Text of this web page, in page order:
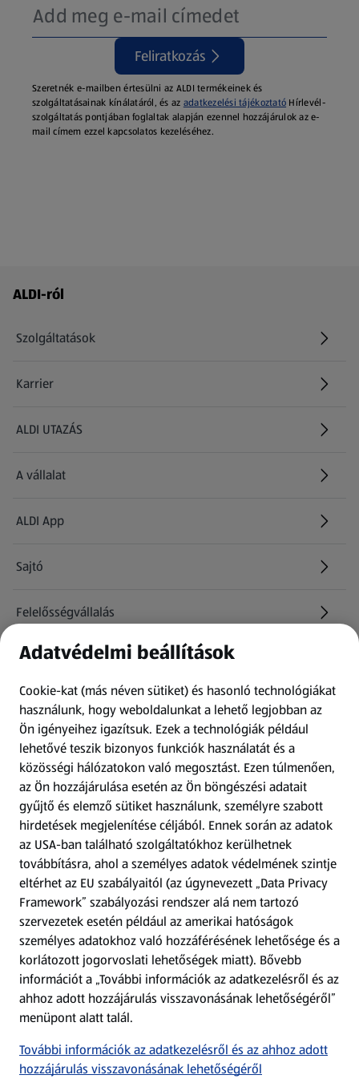
Feliratkozás
Szeretnék e-mailben értesülni az ALDI termékeinek és
szolgáltatásainak kínálatáról, és az adatkezelési tájékoztató Hírlevél-
szolgáltatás pontjában foglaltak alapján ezennel hozzájárulok az e-
mail címem ezzel kapcsolatos kezeléséhez.
Láblécmenü - további linkek
ALDI-ról
Szolgáltatások
Karrier
(új oldalon nyílik meg)
ALDI UTAZÁS
(új oldalon nyílik meg)
A vállalat
ALDI App
Sajtó
Felelősségvállalás
Információk
Kérdőív
Fizetési lehetőségek
ALDI utalványok
Árcsökkentés
Adattörlő alkalmazás
Szervizpont
(új oldalon nyílik meg)
Fedezz fel minket az interneten!
Töltsd le az ALDI Magyarország applikációt!
Adatvédelmi beállítások
Cookie-kat (más néven sütiket) és hasonló technológiákat
használunk, hogy weboldalunkat a lehető legjobban az
Ön igényeihez igazítsuk. Ezek a technológiák például
lehetővé teszik bizonyos funkciók használatát és a
közösségi hálózatokon való megosztást. Ezen túlmenően,
az Ön hozzájárulása esetén az Ön böngészési adatait
gyűjtő és elemző sütiket használunk, személyre szabott
hirdetések megjelenítése céljából. Ennek során az adatok
az USA-ban található szolgáltatókhoz kerülhetnek
továbbításra, ahol a személyes adatok védelmének szintje
eltérhet az EU szabályaitól (az úgynevezett „Data Privacy
Framework” szabályozási rendszer alá nem tartozó
szervezetek esetén például az amerikai hatóságok
személyes adatokhoz való hozzáférésének lehetősége és a
korlátozott jogorvoslati lehetőségek miatt). Bővebb
információt a „További információk az adatkezelésről és az
ahhoz adott hozzájárulás visszavonásának lehetőségéről”
menüpont alatt talál.
További információk az adatkezelésről és az ahhoz adott
hozzájárulás visszavonásának lehetőségéről